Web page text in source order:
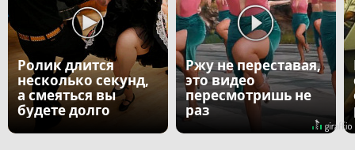
Ролик длится
несколько секунд,
а смеяться вы
будете долго
Ржу не переставая,
это видео
пересмотришь не
раз